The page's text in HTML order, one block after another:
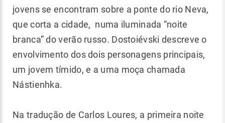
jovens se encontram sobre a ponte do rio Neva,
que corta a cidade, numa iluminada “noite
branca” do verão russo. Dostoiévski descreve o
envolvimento dos dois personagens principais,
um jovem tímido, e a uma moça chamada
Nástienhka.
Na tradução de Carlos Loures, a primeira noite